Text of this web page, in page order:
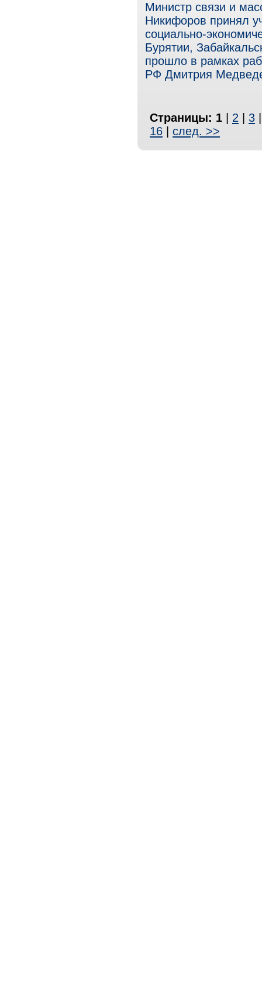
Министр связи и
Никифоров принял
социально-
Бурятии,
прошло в рамках
РФ Дмитрия
Страницы: 1 2 3
16
след. >>